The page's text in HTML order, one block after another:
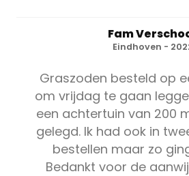
Fam
Eindhoven -
Graszoden besteld op
om vrijdag te gaan
een achtertuin van 200
gelegd. Ik had ook in
bestellen maar zo
Bedankt voor de